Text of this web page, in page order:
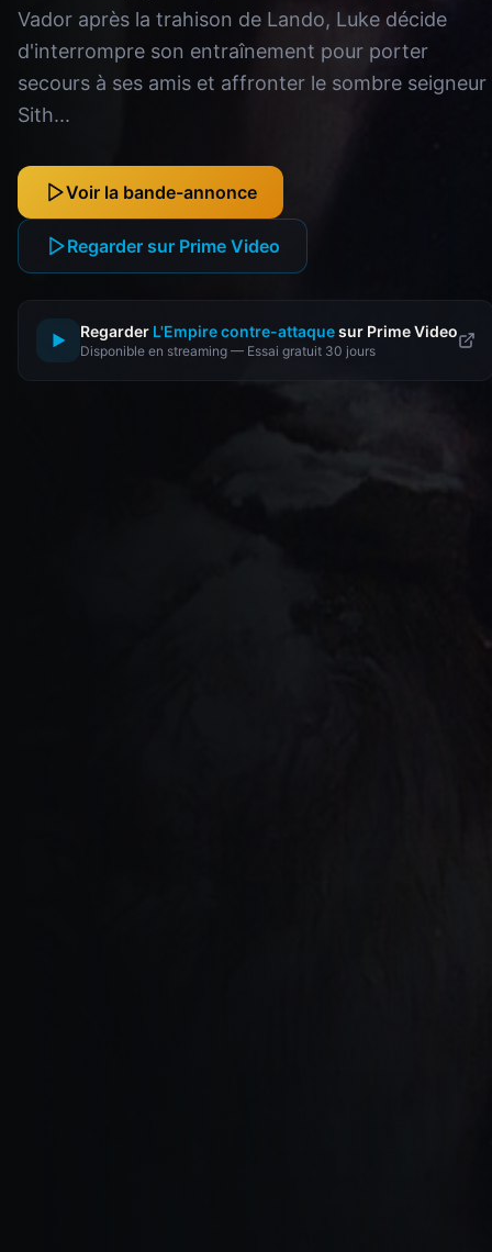
Vador après la trahison de Lando, Luke décide
d'interrompre son entraînement pour porter
secours à ses amis et affronter le sombre seigneur
Sith...
Voir la bande-annonce
Regarder sur Prime Video
▶ Regarder L'Empire contre-attaquesur Prime Video
Disponible en streaming — Essai gratuit 30 jours